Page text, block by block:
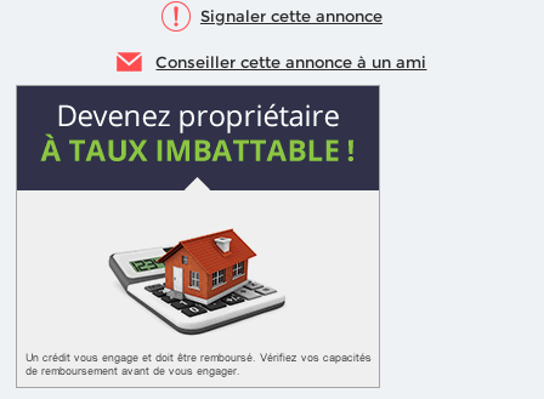
Signaler cette annonce
Conseiller cette annonce à un ami